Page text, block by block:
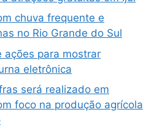
chuva frequente e
no Rio Grande do Sul
ações para mostrar
eletrônica
será realizado em
foco na produção agrícola